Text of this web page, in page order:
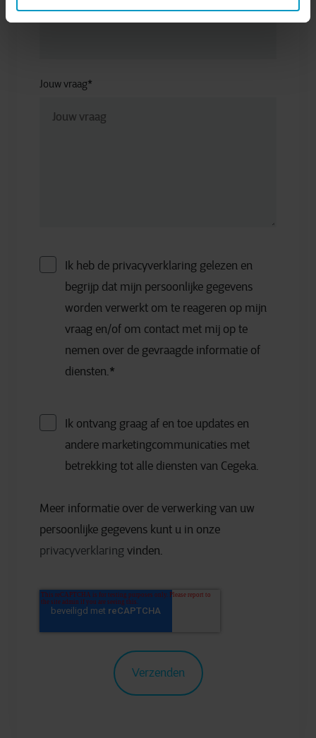
E-mail*
Jouw vraag*
Ik heb de privacyverklaring gelezen en
begrijp dat mijn persoonlijke gegevens
worden verwerkt om te reageren op mijn
vraag en/of om contact met mij op te
nemen over de gevraagde informatie of
diensten. *
Ik ontvang graag af en toe updates en
andere marketingcommunicaties met
betrekking tot alle diensten van Cegeka.
Meer informatie over de verwerking van uw
persoonlijke gegevens kunt u in onze
privacyverklaring vinden.